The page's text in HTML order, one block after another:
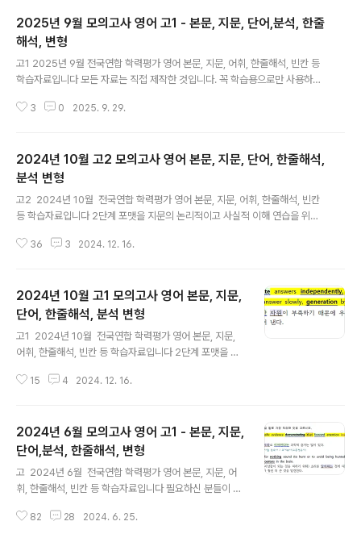
2025년 9월 모의고사 영어 고1 - 본문, 지문, 단어,분석, 한줄
해석, 변형
고1 2025년 9월 전국연합 학력평가 영어 본문, 지문, 어휘, 한줄해석, 빈칸 등
학습자료입니다 모든 자료는 직접 제작한 것입니다. 꼭 학습용으로만 사용하시
주시기 바랍니다. 오류나 오탈자 있을 수 있습니다. 문장 해석의 시작은 주어와
란색은 주절의 동사이고, 보라색은 명사절, 초록색은 형용사절, 갈색은 부사절
내의 동사들을 구분해 놓은 것입니다. 분석과 해석을 용이하게 하기 위함입니
다. 1단계의 지문만 파일을 통해 스스로 아는 부분과 모르는 부분을 구분하여
3 0 2025. 9. 29.
2024년 10월 고2 모의고사 영어 본문, 지문, 단어, 한줄해석,
분석 변형
고2 2024년 10월 전국연합 학력평가 영어 본문, 지문, 어휘, 한줄해석, 빈칸
등 학습자료입니다 2단계 포맷을 지문의 논리적이고 사실적 이해 연습을 위해
시길 부탁드립니다. 혹 교습용으로 사용하시려는 선생님들께서는 출처를 꼭 밝
분사의 구분할 줄 알아야 올바른 구문 분석과 독해가 가능해집니다. 한줄해석
의 파란색은 주절의 동사이고, 보라색은 명사절, 초록색은 형용사절, 갈색은 부
사절 내의 동사들을 구분해 놓은 것입니다. 분석과 해석을 용이하게 하기 위함
입니다..
36 3 2024. 12. 16.
2024년 10월 고1 모의고사 영어 본문, 지문,
단어, 한줄해석, 분석 변형
고1 2024년 10월 전국연합 학력평가 영어 본문, 지문,
어휘, 한줄해석, 빈칸 등 학습자료입니다 2단계 포맷을 지
니다.모든 자료는 직접 제작한 것입니다. 꼭 학습용으로만
오탈자 있을 수 있습니다. 문장 해석의 시작은 주어와 동사
를 찾는 것입니다. 특히 주절, 종속절의 동사의 판단, 과거
동사와 과거분사의 구분할 줄 알아야 올바른 구문 분석과
독해가 가능해집니다. 한줄해석의 파란색은 주절의 동사
이고, 보라색은 명사절, 초록색은 형용사절, 갈색은 부사절
내의 동사들을 구분해 놓은 것입니다. 분석과 해석을 용이
15 4 2024. 12. 16.
2024년 6월 모의고사 영어 고1 - 본문, 지문,
단어,분석, 한줄해석, 변형
고 2024년 6월 전국연합 학력평가 영어 본문, 지문, 어
휘, 한줄해석, 빈칸 등 학습자료입니다 필요하신 분들이 계
다. 꼭 학습용으로만 사용하시길 부탁드립니다. 혹 교습용
82 28 2024. 6. 25.